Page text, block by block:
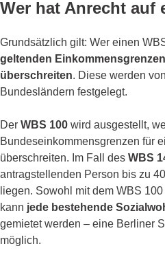
Wer hat Anrecht auf
Grundsätzlich gilt: Wer einen
geltenden Einkommensgrenzen
überschreiten. Diese werden
Bundesländern festgelegt.
Der WBS 100 wird ausgestellt,
Bundeseinkommensgrenzen für
überschreiten. Im Fall des WBS
antragstellenden Person bis zu
liegen. Sowohl mit dem WBS
kann jede bestehende
gemietet werden – eine Berliner
möglich.